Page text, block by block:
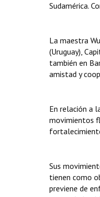
Sudamérica.
La maestra
(Uruguay),
también en
amistad y
En relación a
movimientos
Sus
tienen como
previene de